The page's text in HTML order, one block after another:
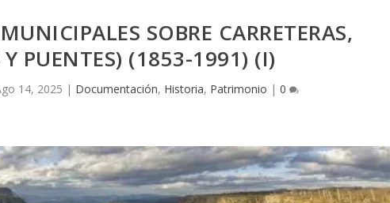
SOBRE CARRETERAS,
PUENTES) (1853-1991) (I)
14, 2025 | Documentación, Historia, Patrimonio | 0